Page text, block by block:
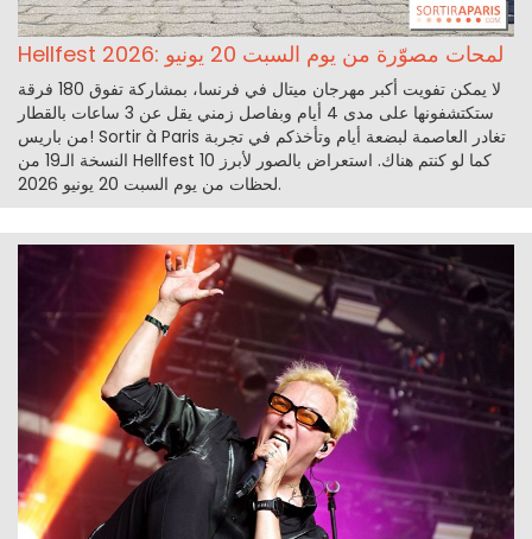
Hellfest 2026: لمحات مصوّرة من يوم السبت 20 يونيو
لا يمكن تفويت أكبر مهرجان ميتال في فرنسا، بمشاركة تفوق 180 فرقة
ستكتشفونها على مدى 4 أيام وبفاصل زمني يقل عن 3 ساعات بالقطار
من باريس! Sortir à Paris تغادر العاصمة لبضعة أيام وتأخذكم في تجربة
النسخة الـ19 من Hellfest كما لو كنتم هناك. استعراض بالصور لأبرز 10
لحظات من يوم السبت 20 يونيو 2026.